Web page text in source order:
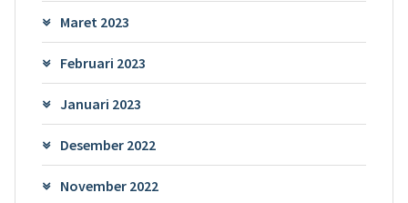
Maret 2023
Februari 2023
Januari 2023
Desember 2022
November 2022